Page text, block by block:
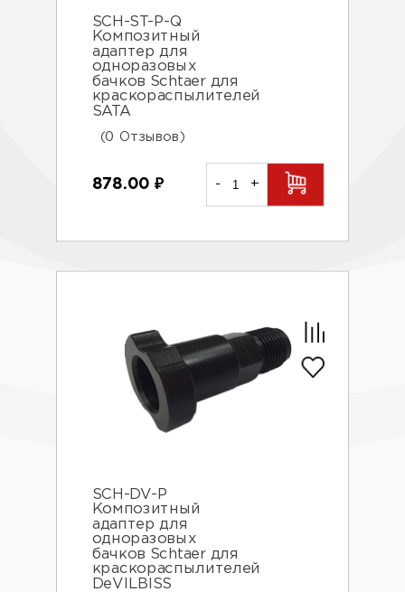
SCH-ST-P-Q
Композитный
адаптер для
одноразовых
бачков Schtaer для
краскораспылителей
SATA
(0 Отзывов)
878.00 ₽ - +
SCH-DV-P
Композитный
адаптер для
одноразовых
бачков Schtaer для
краскораспылителей
DeVILBISS